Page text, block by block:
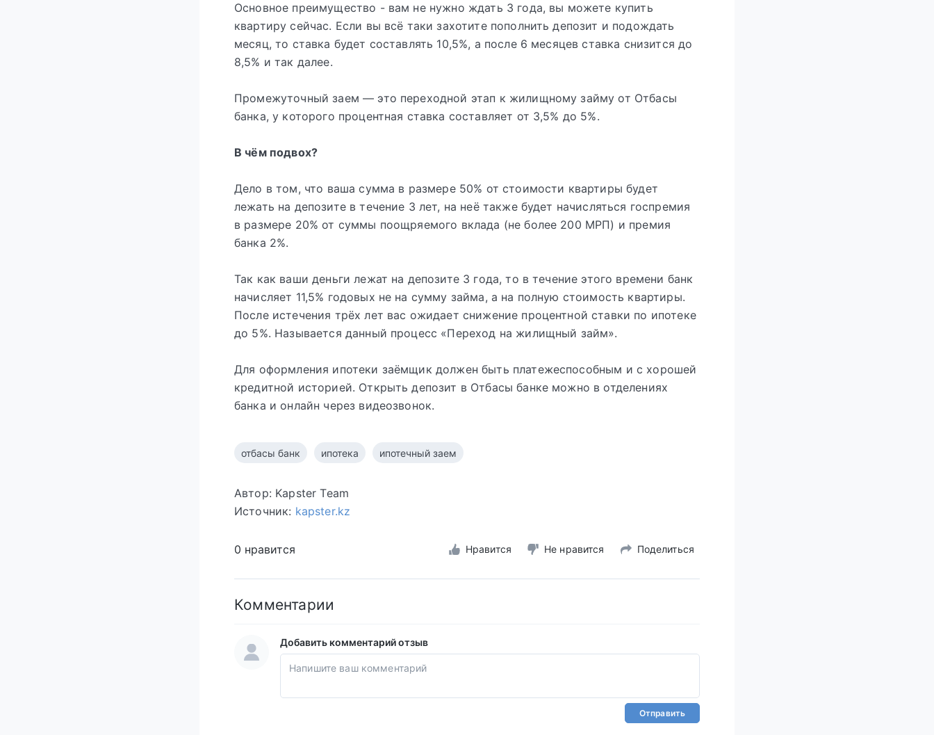
Основное преимущество - вам не нужно ждать 3 года, вы можете купить
квартиру сейчас. Если вы всё таки захотите пополнить депозит и подождать
месяц, то ставка будет составлять 10,5%, а после 6 месяцев ставка снизится до
8,5% и так далее.
Промежуточный заем — это переходной этап к жилищному займу от Отбасы
банка, у которого процентная ставка составляет от 3,5% до 5%.
В чём подвох?
Дело в том, что ваша сумма в размере 50% от стоимости квартиры будет
лежать на депозите в течение 3 лет, на неё также будет начисляться госпремия
в размере 20% от суммы поощряемого вклада (не более 200 МРП) и премия
банка 2%.
Так как ваши деньги лежат на депозите 3 года, то в течение этого времени банк
начисляет 11,5% годовых не на сумму займа, а на полную стоимость квартиры.
После истечения трёх лет вас ожидает снижение процентной ставки по ипотеке
до 5%. Называется данный процесс «Переход на жилищный займ».
Для оформления ипотеки заёмщик должен быть платежеспособным и с хорошей
кредитной историей. Открыть депозит в Отбасы банке можно в отделениях
банка и онлайн через видеозвонок.
отбасы банк ипотека ипотечный заем
Автор: Kapster Team
Источник: kapster.kz
0 нравится Нравится Не нравится Поделиться
Комментарии
Добавить комментарий отзыв
Отправить